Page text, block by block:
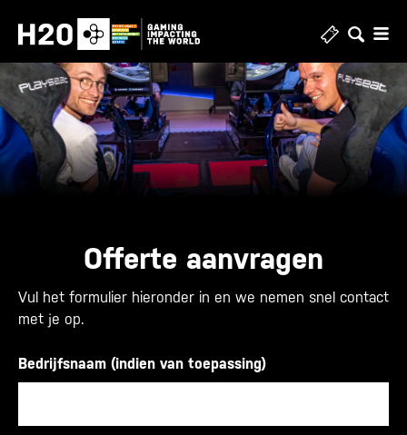
Offerte aanvragen
Vul het formulier hieronder in en we nemen snel contact
met je op.
Bedrijfsnaam (indien van toepassing)